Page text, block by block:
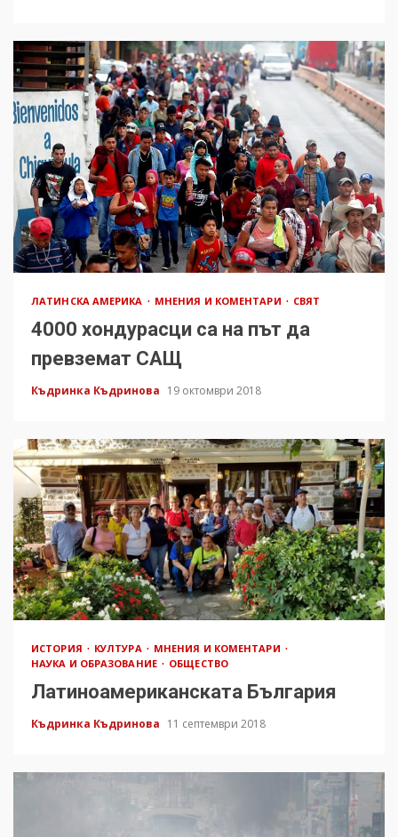
ЛАТИНСКА АМЕРИКА МНЕНИЯ И КОМЕНТАРИ СВЯТ
4000 хондурасци са на път да
превземат САЩ
Къдринка Къдринова 19 октомври 2018
ИСТОРИЯ КУЛТУРА
МНЕНИЯ И КОМЕНТАРИ
НАУКА И ОБРАЗОВАНИЕ
ОБЩЕСТВО
Латиноамериканската България
Къдринка Къдринова 11 септември 2018